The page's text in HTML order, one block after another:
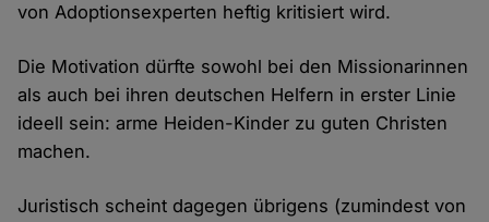
von Adoptionsexperten heftig kritisiert wird.
Die Motivation dürfte sowohl bei den Missionarinnen
als auch bei ihren deutschen Helfern in erster Linie
ideell sein: arme Heiden-Kinder zu guten Christen
machen.
Juristisch scheint dagegen übrigens (zumindest von